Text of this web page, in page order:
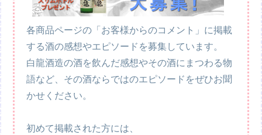
各商品ページの「お客様からのコメント」に掲載
する酒の感想やエピソードを募集しています。
白龍酒造の酒を飲んだ感想やその酒にまつわる物
語など、その酒ならではのエピソードをぜひお聞
かせください。
初めて掲載された方には、